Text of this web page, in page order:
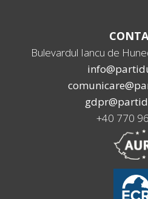
Bulevardul Iancu de
+40 770